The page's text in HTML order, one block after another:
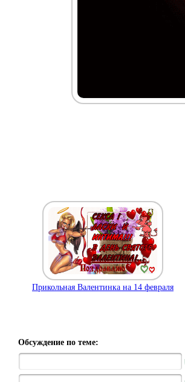
Прикольная Валентинка на 14 февраля
Обсуждение по теме: